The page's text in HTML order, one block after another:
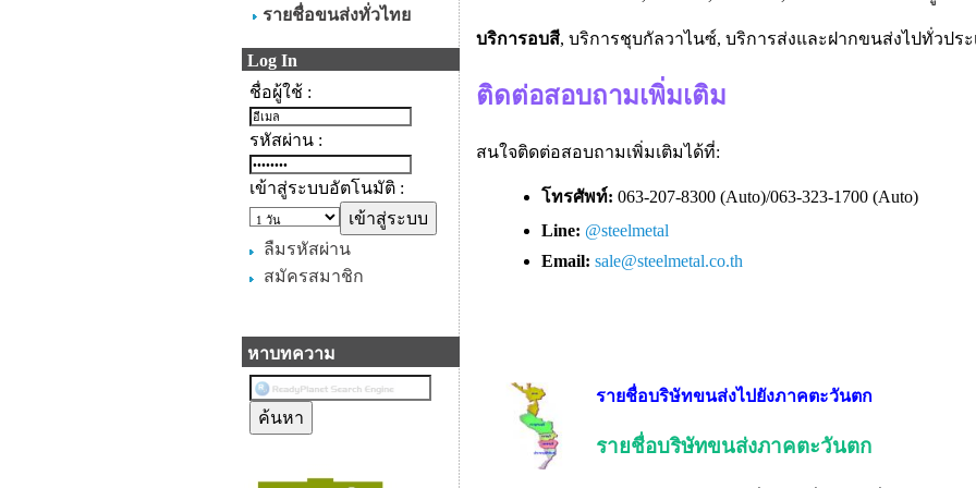
รายชื่อขนส่งทั่วไทย
Log In
ชื่อผู้ใช้ :
รหัสผ่าน :
เข้าสู่ระบบอัตโนมัติ :
ลืมรหัสผ่าน
สมัครสมาชิก
หาบทความ
บริการอบสี, บริการชุบกัลวาไนซ์, บริการส่งและฝากขนส่งไปทั่วประ
ติดต่อสอบถามเพิ่มเติม
สนใจติดต่อสอบถามเพิ่มเติมได้ที่:
โทรศัพท์: 063-207-8300 (Auto)/063-323-1700 (Auto)
Line: @steelmetal
Email: sale@steelmetal.co.th
รายชื่อบริษัทขนส่งไปยังภาคตะวันตก
รายชื่อบริษัทขนส่งภาคตะวันตก